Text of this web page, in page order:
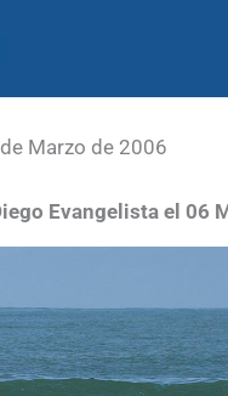
Marzo de 2006
Evangelista el 06